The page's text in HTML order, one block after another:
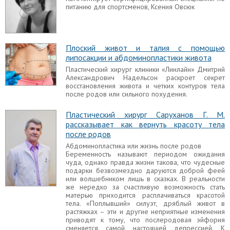
Диастаз у детей
Что такое абдоминопластика? Отвечает на
вопросы Надельсон Д.А.
Интервью с известным московским пластическим
хирургом Дмитрием Александровичем. Он
ответил на многие волнующие вопросы про
Операция пластика живота
(абдоминопластика)
Помочь женщинам избавится от «лишней» кожи в
области живота может абдоминопластика. Как
известно красота требует «жертв»! В этой статье
я постараюсь рассказать, так ли это и насколько
велики эти «жертвы».
Реабилитация после абдоминопластики
живота
питанию для спортсменов, Ксения Овсюк
Плоский живот и талия с помощью
липосакции и абдоминопластики живота
Пластический хирург клиники «Линлайн» Дмитрий
Александрович Надельсон раскроет секрет
восстановления живота и четких контуров тела
после родов или сильного похудения.
Пластический хирург Саруханов Г. М.
рассказывает как вернуть красоту тела
после родов
Абдоминопластика или жизнь после родов
Беременность называют периодом ожидания
чуда, однако правда жизни такова, что чудесные
подарки безвозмездно даруются доброй феей
или волшебником лишь в сказках. В реальности
же нередко за счастливую возможность стать
матерью приходится расплачиваться красотой
тела. «Поплывший» силуэт, дряблый живот в
растяжках – эти и другие неприятные изменения
приводят к тому, что послеродовая эйфория
сменяется самой настоящей депрессией. К